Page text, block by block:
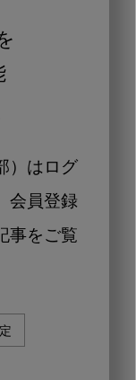
）はログ
会員登録
事をご覧